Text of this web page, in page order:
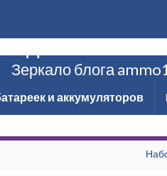
о
Зеркало блога
и аккумуляторов